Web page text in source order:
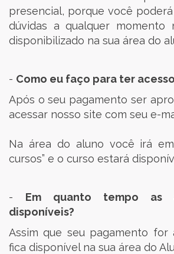
presencial, porque você
dúvidas a qualquer
disponibilizado na sua área do
- Como eu faço para ter
Após o seu pagamento ser
acessar nosso site com seu e-
Na área do aluno você irá em
cursos” e o curso estará
- Em quanto tempo as
disponíveis?
Assim que seu pagamento for
fica disponível na sua área do